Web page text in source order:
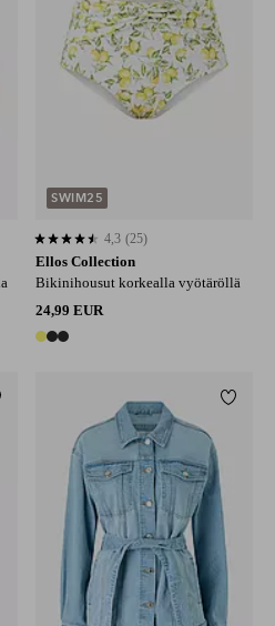
Ellos Collection
Bikinihousut korkealla vyötäröllä
24,99 EUR
3 värejä
4,3 perustuen 25 arvosanaan
4,3 (25)
SWIM25
suosikkeihin Lisää
LXL